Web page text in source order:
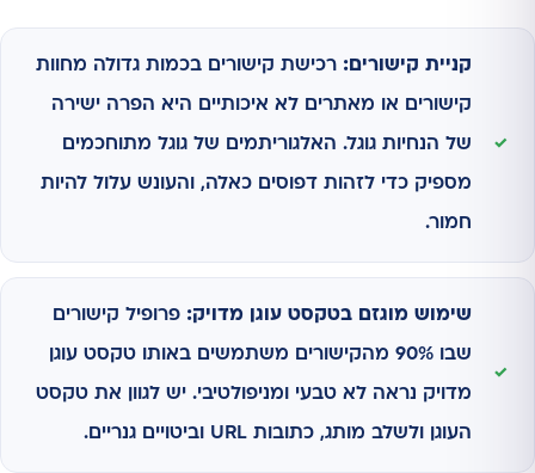
קניית קישורים: רכישת קישורים בכמות גדולה מחוות
קישורים או מאתרים לא איכותיים היא הפרה ישירה
של הנחיות גוגל. האלגוריתמים של גוגל מתוחכמים
מספיק כדי לזהות דפוסים כאלה, והעונש עלול להיות
חמור.
שימוש מוגזם בטקסט עוגן מדויק: פרופיל קישורים
שבו 90% מהקישורים משתמשים באותו טקסט עוגן
מדויק נראה לא טבעי ומניפולטיבי. יש לגוון את טקסט
העוגן ולשלב מותג, כתובות URL וביטויים גנריים.